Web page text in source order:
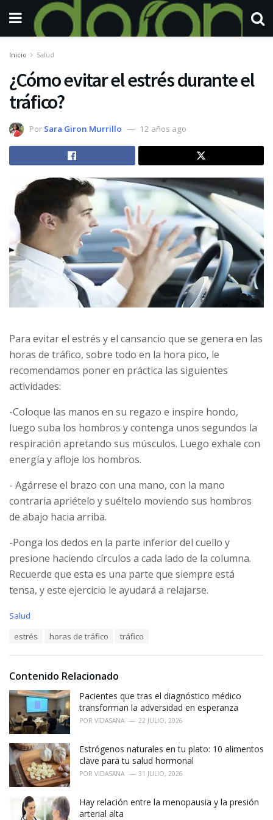
Inicio Salud
¿Cómo evitar el estrés durante el
tráfico?
Por Sara Giron Murrillo 12 años ago
Para evitar el estrés y el cansancio que se genera en las
horas de tráfico, sobre todo en la hora pico, le
recomendamos poner en práctica las siguientes
actividades:
-Coloque las manos en su regazo e inspire hondo,
luego suba los hombros y contenga unos segundos la
respiración apretando sus músculos. Luego exhale con
energía y afloje los hombros.
- Agárrese el brazo con una mano, con la mano
contraria apriételo y suéltelo moviendo sus hombros
de abajo hacia arriba.
-Ponga los dedos en la parte inferior del cuello y
presione haciendo círculos a cada lado de la columna.
Recuerde que esta es una parte que siempre está
tensa, y este ejercicio le ayudará a relajarse.
C
o
r
i
s
:
Salud
:
estrés horas de tráfico tráfico
Contenido Relacionado
Pacientes que tras el diagnóstico médico
transforman la adversidad en esperanza
POR VIDASANA 22 JULIO, 2026
Estrógenos naturales en tu plato: 10 alimentos
clave para tu salud hormonal
POR VIDASANA 31 JULIO, 2026
Hay relación entre la menopausia y la presión
arterial alta